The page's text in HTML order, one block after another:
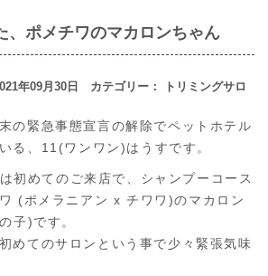
、ポメチワのマカロンちゃん
年09月30日 カテゴリー： トリミングサロ
の緊急事態宣言の解除でペットホテル
る、11(ワンワン)はうすです。
初めてのご来店で、シャンプーコース
(ポメラニアン x チワワ)のマカロン
子)です。
めてのサロンという事で少々緊張気味